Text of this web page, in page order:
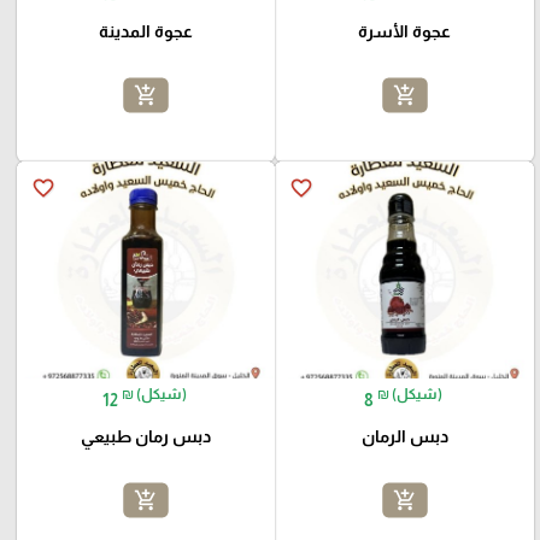
عجوة الأسرة
add_shopping_cart
عجوة المدينة
add_shopping_cart
favorite_border
8 ₪ (شيكل)
دبس الرمان
add_shopping_cart
favorite_border
12 ₪ (شيكل)
دبس رمان طبيعي
add_shopping_cart